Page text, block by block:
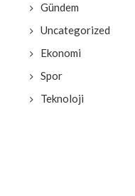
Gündem
Uncategorized
Ekonomi
Spor
Teknoloji